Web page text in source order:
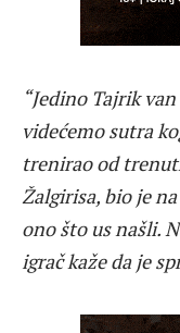
“Jedino Tajrik
videćemo sutra
trenirao od
Žalgirisa, bio je
ono što us našli.
igrač kaže da je